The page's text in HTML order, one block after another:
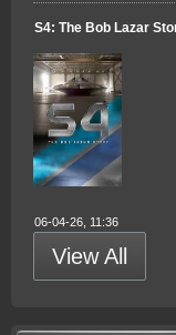
S4: The Bob Lazar
06-04-26, 11:36
View All